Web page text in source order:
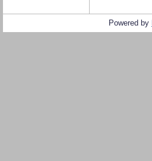
Powered by